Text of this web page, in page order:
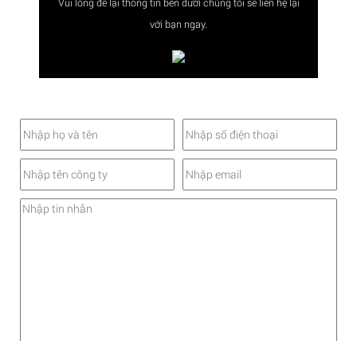
Vui lòng để lại thông tin bên dưới chúng tôi sẽ liên hệ lại
với bạn ngay.